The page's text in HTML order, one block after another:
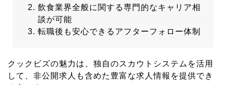
飲食業界全般に関する専門的なキャリア相
談が可能
転職後も安心できるアフターフォロー体制
クックビズの魅力は、独自のスカウトシステムを活用
して、非公開求人も含めた豊富な求人情報を提供でき